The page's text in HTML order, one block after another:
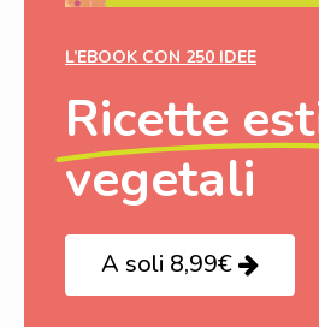
L’EBOOK CON 250 IDEE
Ricette
vegetali
A soli 8,99€